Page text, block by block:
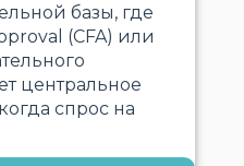
базы, где
(CFA) или
центральное
спрос на